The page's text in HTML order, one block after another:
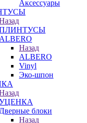
Аксессуары
ALBERO
Назад
ALBERO
Vinyl
Эко-шпон
Дверные блоки
Назад